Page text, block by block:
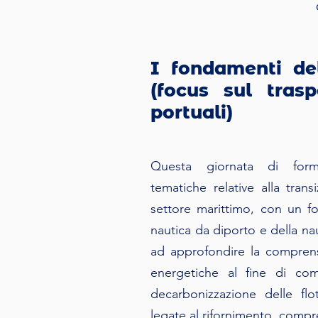
I fondamenti
(focus sul
portuali)
Questa giornata di
tematiche relative alla
settore marittimo, con un
nautica da diporto e della
ad approfondire la
energetiche al fine di
decarbonizzazione delle